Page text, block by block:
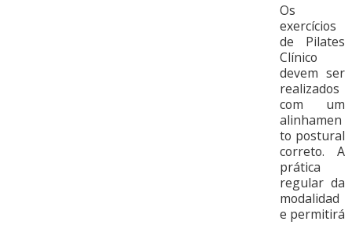
Os
exercícios
de Pilates
Clínico
devem ser
realizados
com um
alinhamen
to postural
correto. A
prática
regular da
modalidad
e permitirá